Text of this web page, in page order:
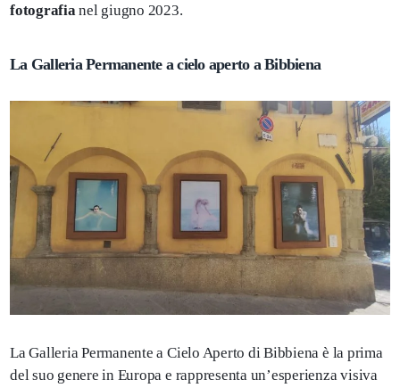
fotografianel giugno 2023.
La Galleria Permanente a cielo aperto a Bibbiena
La Galleria Permanente a Cielo Aperto di Bibbiena è la prima
del suo genere in Europa e rappresenta un’esperienza visiva